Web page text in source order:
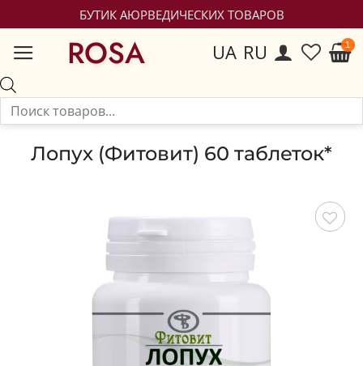
БУТИК АЮРВЕДИЧЕСКИХ ТОВАРОВ
ROSA UA RU
Лопух (Фитовит) 60 таблеток*